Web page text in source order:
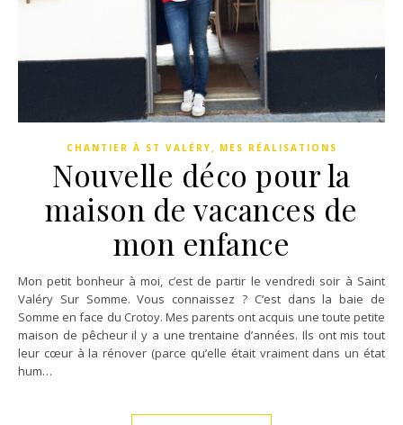
CHANTIER À ST VALÉRY MES RÉALISATIONS
Nouvelle déco pour la
maison de vacances de
mon enfance
Mon petit bonheur à moi, c’est de partir le vendredi soir à Saint
Valéry Sur Somme. Vous connaissez ? C’est dans la baie de
Somme en face du Crotoy. Mes parents ont acquis une toute petite
maison de pêcheur il y a une trentaine d’années. Ils ont mis tout
leur cœur à la rénover (parce qu’elle était vraiment dans un état
hum…